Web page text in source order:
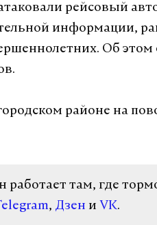
рейсовый
информации,
Об
районе на
работает там, где
, Дзен и VK.